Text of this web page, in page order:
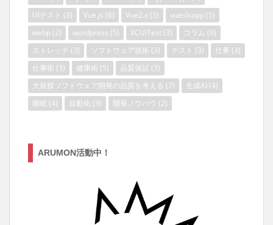
UIテスト (3) Vue.js (6) Vue2.x (3) vueslsapp (5)
webp (2) wordpress (5) XCUITest (3) コラム (6)
ストレッチ (3) ソフトウェア技術 (3) テスト (3) 仕事 (3)
仕事術 (3) 健康術 (5) 品質保証 (3)
大規模ソフトウェア開発の品質を考える (7) 生成AI (4)
睡眠 (4) 自動化 (3) 開発ノウハウ (2)
ARUMON活動中！